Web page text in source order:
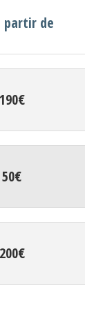
partir de
190€
50€
200€